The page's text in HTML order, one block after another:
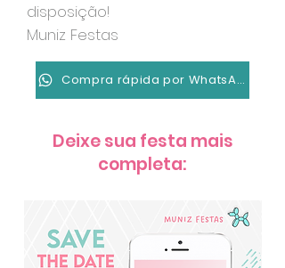
disposição!
Muniz Festas
Compra rápida por WhatsApp
Deixe sua festa mais
completa: